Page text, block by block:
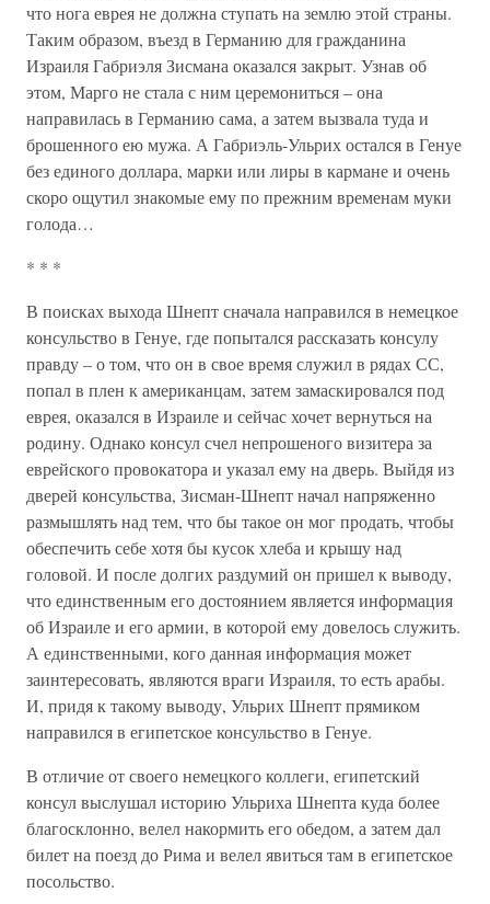
что нога еврея не должна ступать на землю этой страны.
Таким образом, въезд в Германию для гражданина
Израиля Габриэля Зисмана оказался закрыт. Узнав об
этом, Марго не стала с ним церемониться – она
направилась в Германию сама, а затем вызвала туда и
брошенного ею мужа. А Габриэль-Ульрих остался в Генуе
без единого доллара, марки или лиры в кармане и очень
скоро ощутил знакомые ему по прежним временам муки
голода…
* * *
В поисках выхода Шнепт сначала направился в немецкое
консульство в Генуе, где попытался рассказать консулу
правду – о том, что он в свое время служил в рядах СС,
попал в плен к американцам, затем замаскировался под
еврея, оказался в Израиле и сейчас хочет вернуться на
родину. Однако консул счел непрошеного визитера за
еврейского провокатора и указал ему на дверь. Выйдя из
дверей консульства, Зисман-Шнепт начал напряженно
размышлять над тем, что бы такое он мог продать, чтобы
обеспечить себе хотя бы кусок хлеба и крышу над
головой. И после долгих раздумий он пришел к выводу,
что единственным его достоянием является информация
об Израиле и его армии, в которой ему довелось служить.
А единственными, кого данная информация может
заинтересовать, являются враги Израиля, то есть арабы.
И, придя к такому выводу, Ульрих Шнепт прямиком
направился в египетское консульство в Генуе.
В отличие от своего немецкого коллеги, египетский
консул выслушал историю Ульриха Шнепта куда более
благосклонно, велел накормить его обедом, а затем дал
билет на поезд до Рима и велел явиться там в египетское
посольство.